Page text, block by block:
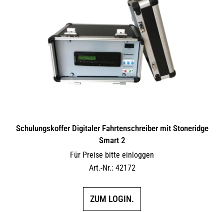
Schulungskoffer Digitaler Fahrtenschreiber mit Stoneridge
Smart 2
Für Preise bitte einloggen
Art.-Nr.: 42172
ZUM LOGIN.